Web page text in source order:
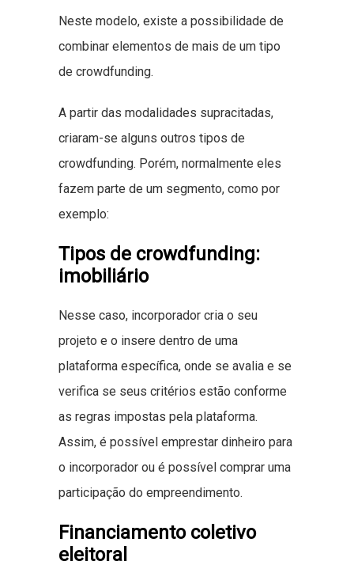
Neste modelo, existe a possibilidade de
combinar elementos de mais de um tipo
de crowdfunding.
A partir das modalidades supracitadas,
criaram-se alguns outros tipos de
crowdfunding. Porém, normalmente eles
fazem parte de um segmento, como por
exemplo:
Tipos de crowdfunding:
imobiliário
Nesse caso, incorporador cria o seu
projeto e o insere dentro de uma
plataforma específica, onde se avalia e se
verifica se seus critérios estão conforme
as regras impostas pela plataforma.
Assim, é possível emprestar dinheiro para
o incorporador ou é possível comprar uma
participação do empreendimento.
Financiamento coletivo
eleitoral